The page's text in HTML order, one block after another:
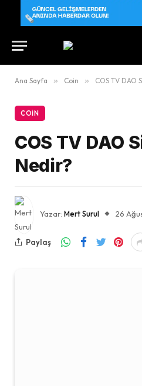
Ana Sayfa » Coin » COS TV DAO
COIN
COS TV DAO
Nedir?
Yazar: Mert Surul 26
Paylaş